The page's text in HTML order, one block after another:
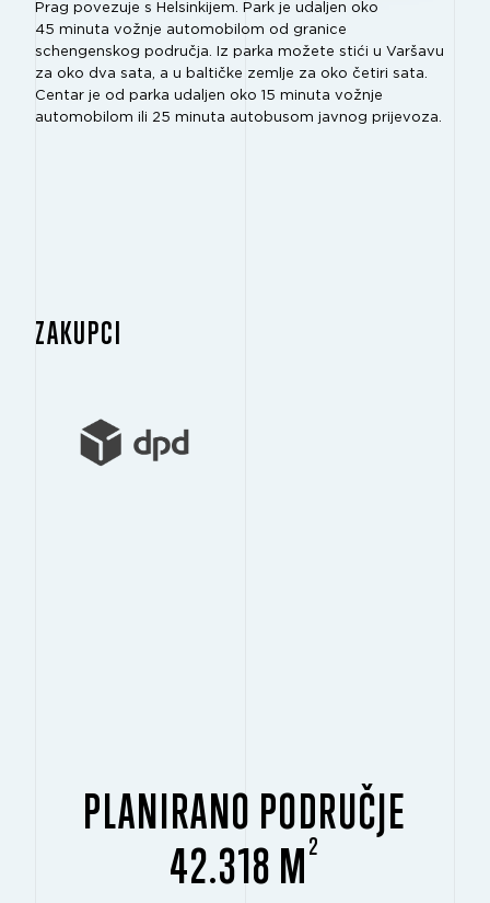
Prag povezuje s Helsinkijem. Park je udaljen oko
45 minuta vožnje automobilom od granice
schengenskog područja. Iz parka možete stići u Varšavu
za oko dva sata, a u baltičke zemlje za oko četiri sata.
Centar je od parka udaljen oko 15 minuta vožnje
automobilom ili 25 minuta autobusom javnog prijevoza.
ZAKUPCI
PLANIRANO PODRUČJE
42.318 M 2